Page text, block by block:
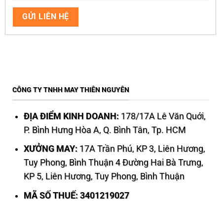
CÔNG TY TNHH MAY THIÊN NGUYÊN
ĐỊA ĐIỂM KINH DOANH: 178/17A Lê Văn Quới,
P. Bình Hưng Hòa A, Q. Bình Tân, Tp. HCM
XƯỞNG MAY: 17A Trần Phú, KP 3, Liên Hương,
Tuy Phong, Bình Thuận 4 Đường Hai Bà Trưng,
KP 5, Liên Hương, Tuy Phong, Bình Thuận
MÃ SỐ THUẾ: 3401219027